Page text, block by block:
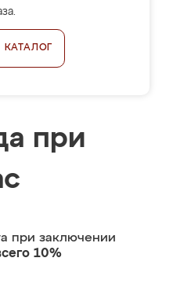
КАТАЛОГ
при
при заключении
10%